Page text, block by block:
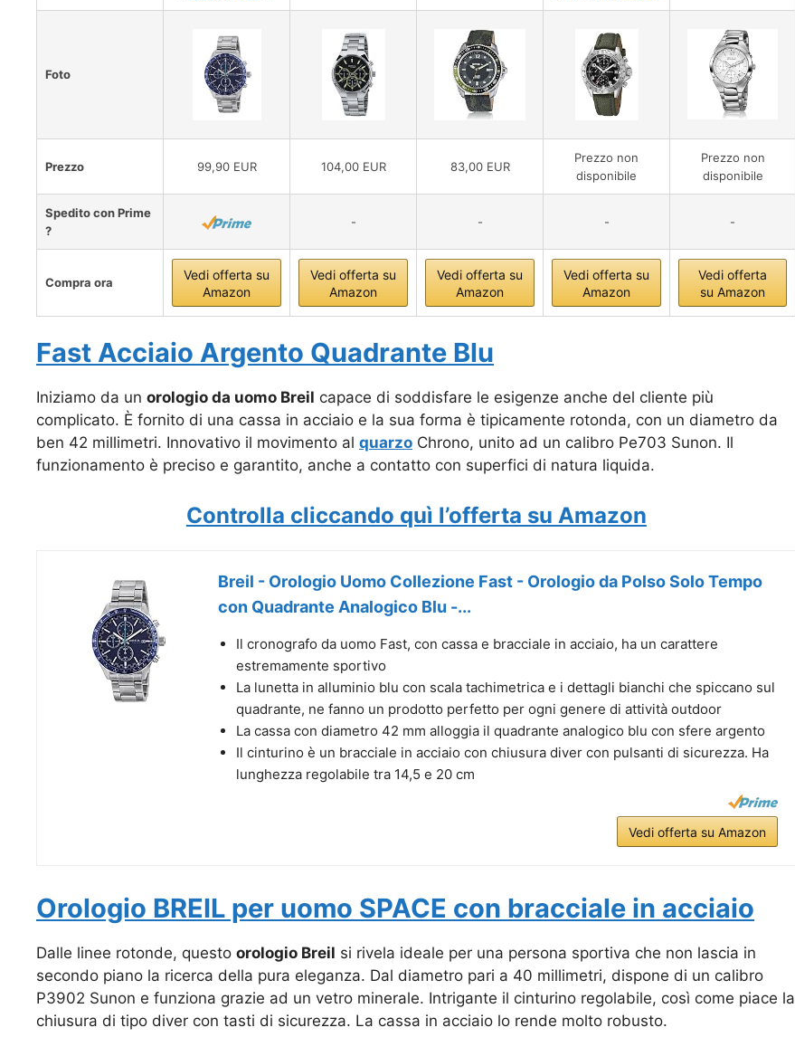
Foto
Prezzo 99,90 EUR 104,00 EUR 83,00 EUR
Prezzo non
disponibile
Prezzo non
disponibile
Spedito con Prime
?
- - - -
Compra ora
Vedi offerta su
Amazon
Vedi offerta su
Amazon
Vedi offerta su
Amazon
Vedi offerta su
Amazon
Vedi offerta
su Amazon
Fast Acciaio Argento Quadrante Blu
Iniziamo da un orologio da uomo Breil capace di soddisfare le esigenze anche del cliente più
complicato. È fornito di una cassa in acciaio e la sua forma è tipicamente rotonda, con un diametro da
ben 42 millimetri. Innovativo il movimento al quarzo Chrono, unito ad un calibro Pe703 Sunon. Il
funzionamento è preciso e garantito, anche a contatto con superfici di natura liquida.
Controlla cliccando quì l’offerta su Amazon
Breil - Orologio Uomo Collezione Fast - Orologio da Polso Solo Tempo
con Quadrante Analogico Blu -...
Il cronografo da uomo Fast, con cassa e bracciale in acciaio, ha un carattere
estremamente sportivo
La lunetta in alluminio blu con scala tachimetrica e i dettagli bianchi che spiccano sul
quadrante, ne fanno un prodotto perfetto per ogni genere di attività outdoor
La cassa con diametro 42 mm alloggia il quadrante analogico blu con sfere argento
Il cinturino è un bracciale in acciaio con chiusura diver con pulsanti di sicurezza. Ha
lunghezza regolabile tra 14,5 e 20 cm
Vedi offerta su Amazon
Orologio BREIL per uomo SPACE con bracciale in acciaio
Dalle linee rotonde, questo orologio Breil si rivela ideale per una persona sportiva che non lascia in
secondo piano la ricerca della pura eleganza. Dal diametro pari a 40 millimetri, dispone di un calibro
P3902 Sunon e funziona grazie ad un vetro minerale. Intrigante il cinturino regolabile, così come piace la
chiusura di tipo diver con tasti di sicurezza. La cassa in acciaio lo rende molto robusto.